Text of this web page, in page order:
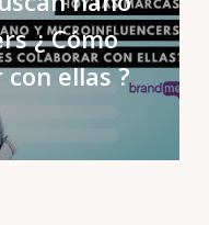
¿ Cómo
ellas ?